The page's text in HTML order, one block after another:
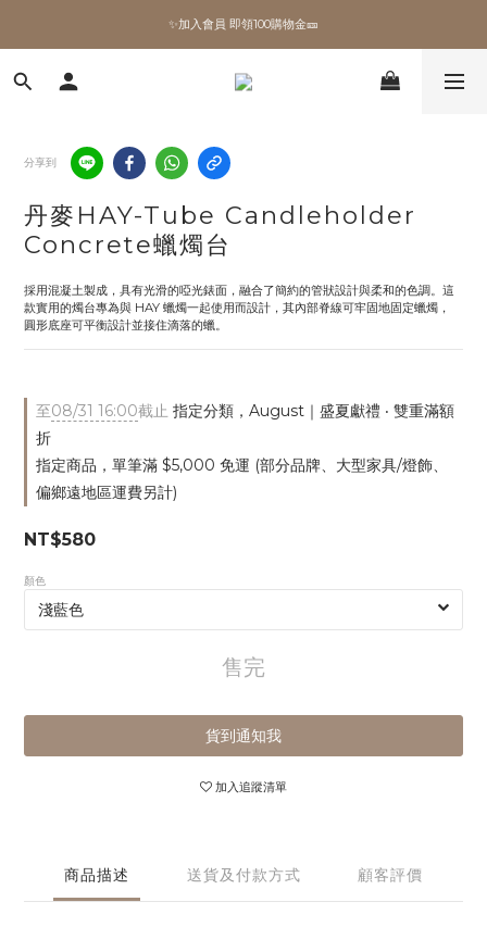
✨加入會員 即領100購物金🎫
✨加入會員 即領100購物金🎫
全館滿額現折🔥
✨加入會員 即領100購物金🎫
分享到
丹麥HAY-Tube Candleholder
Concrete蠟燭台
採用混凝土製成，具有光滑的啞光錶面，融合了簡約的管狀設計與柔和的色調。這
款實用的燭台專為與 HAY 蠟燭一起使用而設計，其內部脊線可牢固地固定蠟燭，
圓形底座可平衡設計並接住滴落的蠟。
至08/31 16:00截止 指定分類，August｜盛夏獻禮 ‧ 雙重滿額
折
指定商品，單筆滿 $5,000 免運 (部分品牌、大型家具/燈飾、
偏鄉遠地區運費另計)
NT$580
顏色
售完
貨到通知我
加入追蹤清單
商品描述 送貨及付款方式 顧客評價